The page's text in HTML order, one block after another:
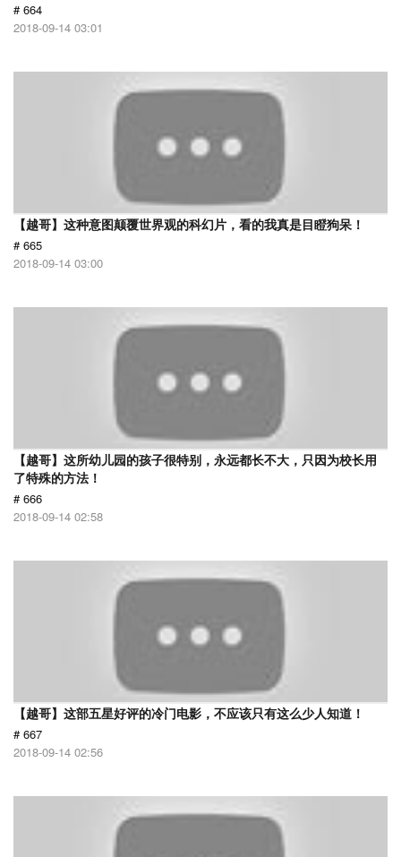
# 664
2018-09-14 03:01
【越哥】这种意图颠覆世界观的科幻片，看的我真是目瞪狗呆！
# 665
2018-09-14 03:00
【越哥】这所幼儿园的孩子很特别，永远都长不大，只因为校长用
了特殊的方法！
# 666
2018-09-14 02:58
【越哥】这部五星好评的冷门电影，不应该只有这么少人知道！
# 667
2018-09-14 02:56